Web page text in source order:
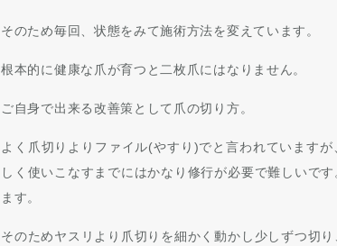
そのため毎回、状態をみて施術方法を変えています。
根本的に健康な爪が育つと二枚爪にはなりません。
ご自身で出来る改善策として爪の切り方。
よく爪切りよりファイル(やすり)でと言われています
しく使いこなすまでにはかなり修行が必要で難しいで
ます。
そのためヤスリより爪切りを細かく動かし少しずつ切